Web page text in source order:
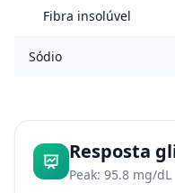
Fibra insolúvel
Sódio
Resposta
Peak: 95.8 mg/dL